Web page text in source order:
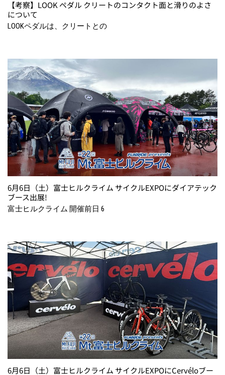
【考察】LOOK ペダル クリートのコンタクト面と滑りのよさ
について
LOOKペダルは、クリートとの
6月6日（土）富士ヒルクライム サイクルEXPOにダイアテック
ブース出展!
富士ヒルクライム 開催前日 6
6月6日（土）富士ヒルクライム サイクルEXPOにCervéloブー